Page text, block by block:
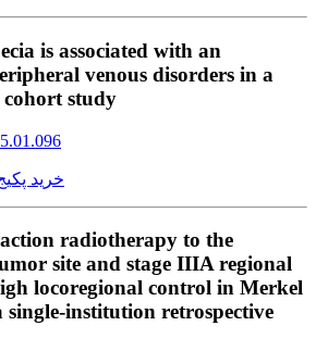
is associated with an
venous disorders in a
cohort study
خرید
radiotherapy to the
site and stage IIIA regional
locoregional control in Merkel
single-institution retrospective